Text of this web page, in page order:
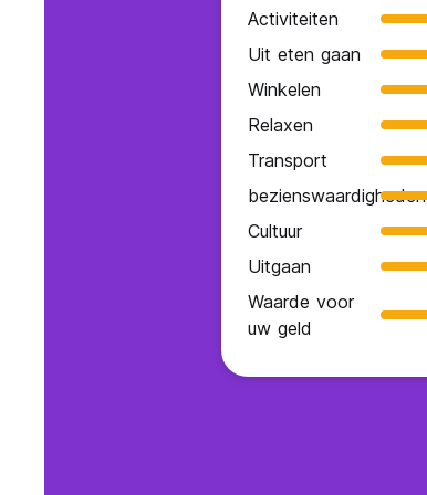
Activiteiten
Uit eten gaan
Winkelen
Relaxen
Transport
bezienswaardigheden
Cultuur
Uitgaan
Waarde voor
uw geld